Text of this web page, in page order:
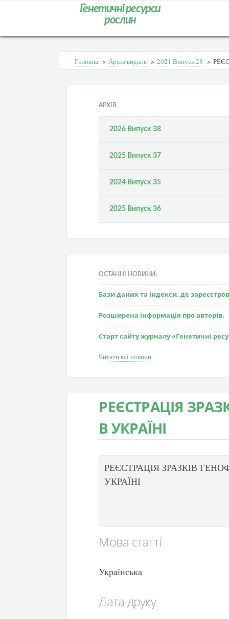
Генетичні ресурси
рослин
Головна > Архів видань > 2021 Випуск 28 >
АРХІВ
2026 Випуск 38
2025 Випуск 37
2024 Випуск 35
2025 Випуск 36
ОСТАННІ НОВИНИ:
Бази даних та індекси, де
Розширена інформація про авторів.
Старт сайту журналу «Генетичні
Читати всі новини
РЕЄСТРАЦІЯ
В УКРАЇНІ
РЕЄСТРАЦІЯ ЗРАЗКІВ
УКРАЇНІ
Мова статті
Українська
Дата друку